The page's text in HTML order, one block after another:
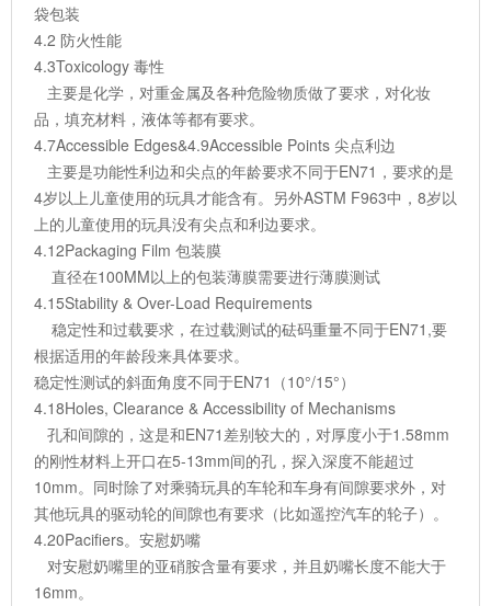
袋包装
4.2 防火性能
4.3Toxicology 毒性
主要是化学，对重金属及各种危险物质做了要求，对化妆
品，填充材料，液体等都有要求。
4.7Accessible Edges&4.9Accessible Points 尖点利边
主要是功能性利边和尖点的年龄要求不同于EN71，要求的是
4岁以上儿童使用的玩具才能含有。另外ASTM F963中，8岁以
上的儿童使用的玩具没有尖点和利边要求。
4.12Packaging Film 包装膜
直径在100MM以上的包装薄膜需要进行薄膜测试
4.15Stability & Over-Load Requirements
稳定性和过载要求，在过载测试的砝码重量不同于EN71,要
根据适用的年龄段来具体要求。
稳定性测试的斜面角度不同于EN71（10°/15°）
4.18Holes, Clearance & Accessibility of Mechanisms
孔和间隙的，这是和EN71差别较大的，对厚度小于1.58mm
的刚性材料上开口在5-13mm间的孔，探入深度不能超过
10mm。同时除了对乘骑玩具的车轮和车身有间隙要求外，对
其他玩具的驱动轮的间隙也有要求（比如遥控汽车的轮子）。
4.20Pacifiers。安慰奶嘴
对安慰奶嘴里的亚硝胺含量有要求，并且奶嘴长度不能大于
16mm。